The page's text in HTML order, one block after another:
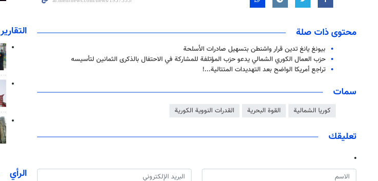
محتوى ذات صلة
بيونغ يانغ تدين قرار واشنطن بتسهيل صادرات الأسلحة
حزب العمال الكوري الشمالي يدعو حزب المؤتلفة للمشاركة في الاحتفال بالذكرى الثمانين لتأسيسه
تراجع أمريكا الواضح بعد التهديدات المتتالية...!
سمات
كوريا الشمالية القوة البحرية القدرات النووية الكورية
تعليقك
التقارير
الرأي